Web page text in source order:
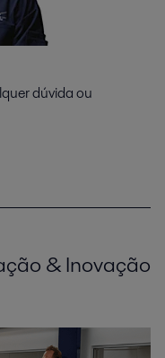
dúvida ou
& Inovação